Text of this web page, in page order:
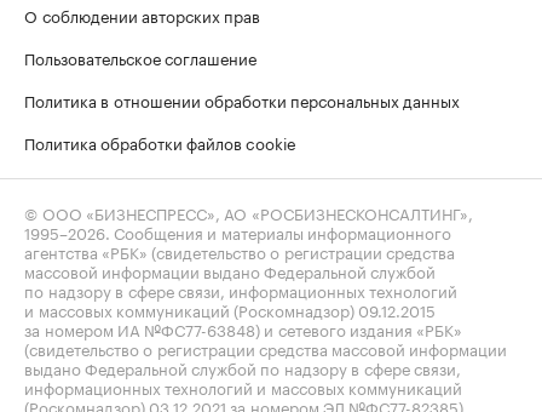
О соблюдении авторских прав
Пользовательское соглашение
Политика в отношении обработки персональных данных
Политика обработки файлов cookie
© ООО «БИЗНЕСПРЕСС», АО «РОСБИЗНЕСКОНСАЛТИНГ»,
1995–2026 . Сообщения и материалы информационного
агентства «РБК» (свидетельство о регистрации средства
массовой информации выдано Федеральной службой
по надзору в сфере связи, информационных технологий
и массовых коммуникаций (Роскомнадзор) 09.12.2015
за номером ИА №ФС77-63848) и сетевого издания «РБК»
(свидетельство о регистрации средства массовой информации
выдано Федеральной службой по надзору в сфере связи,
информационных технологий и массовых коммуникаций
(Роскомнадзор) 03.12.2021 за номером ЭЛ №ФС77-82385)